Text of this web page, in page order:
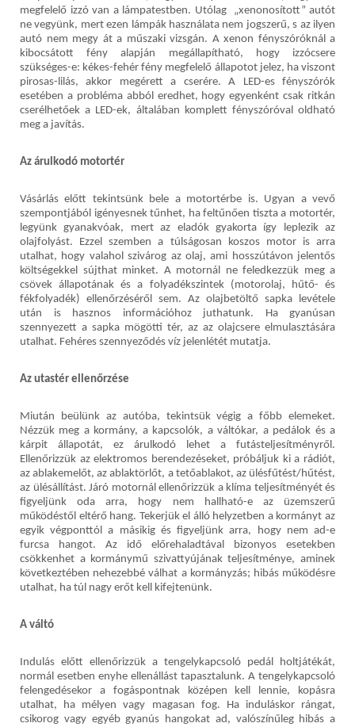
megfelelő izzó van a lámpatestben. Utólag „xenonosított” autót
ne vegyünk, mert ezen lámpák használata nem jogszerű, s az ilyen
autó nem megy át a műszaki vizsgán. A xenon fényszóróknál a
kibocsátott fény alapján megállapítható, hogy izzócsere
szükséges-e: kékes-fehér fény megfelelő állapotot jelez, ha viszont
pirosas-lilás, akkor megérett a cserére. A LED-es fényszórók
esetében a probléma abból eredhet, hogy egyenként csak ritkán
cserélhetőek a LED-ek, általában komplett fényszóróval oldható
meg a javítás.
Az árulkodó motortér
Vásárlás előtt tekintsünk bele a motortérbe is. Ugyan a vevő
szempontjából igényesnek tűnhet, ha feltűnően tiszta a motortér,
legyünk gyanakvóak, mert az eladók gyakorta így leplezik az
olajfolyást. Ezzel szemben a túlságosan koszos motor is arra
utalhat, hogy valahol szivárog az olaj, ami hosszútávon jelentős
költségekkel sújthat minket. A motornál ne feledkezzük meg a
csövek állapotának és a folyadékszintek (motorolaj, hűtő- és
fékfolyadék) ellenőrzéséről sem. Az olajbetöltő sapka levétele
után is hasznos információhoz juthatunk. Ha gyanúsan
szennyezett a sapka mögötti tér, az az olajcsere elmulasztására
utalhat. Fehéres szennyeződés víz jelenlétét mutatja.
Az utastér ellenőrzése
Miután beülünk az autóba, tekintsük végig a főbb elemeket.
Nézzük meg a kormány, a kapcsolók, a váltókar, a pedálok és a
kárpit állapotát, ez árulkodó lehet a futásteljesítményről.
Ellenőrizzük az elektromos berendezéseket, próbáljuk ki a rádiót,
az ablakemelőt, az ablaktörlőt, a tetőablakot, az ülésfűtést/hűtést,
az ülésállítást. Járó motornál ellenőrizzük a klíma teljesítményét és
figyeljünk oda arra, hogy nem hallható-e az üzemszerű
működéstől eltérő hang. Tekerjük el álló helyzetben a kormányt az
egyik végponttól a másikig és figyeljünk arra, hogy nem ad-e
furcsa hangot. Az idő előrehaladtával bizonyos esetekben
csökkenhet a kormánymű szivattyújának teljesítménye, aminek
következtében nehezebbé válhat a kormányzás; hibás működésre
utalhat, ha túl nagy erőt kell kifejtenünk.
A váltó
Indulás előtt ellenőrizzük a tengelykapcsoló pedál holtjátékát,
normál esetben enyhe ellenállást tapasztalunk. A tengelykapcsoló
felengedésekor a fogáspontnak középen kell lennie, kopásra
utalhat, ha mélyen vagy magasan fog. Ha induláskor rángat,
csikorog vagy egyéb gyanús hangokat ad, valószínűleg hibás a